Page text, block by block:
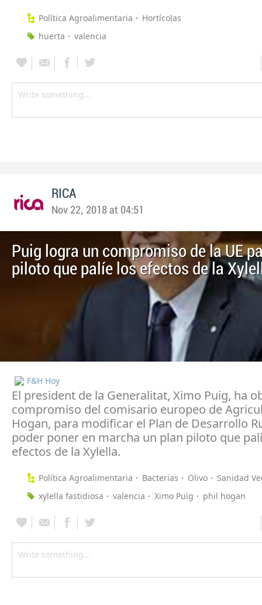
Política Agroalimentaria
Hortícolas
huerta
valencia
RICA
Nov 22, 2018 at 04:51
Puig logra un compromiso de la UE
piloto que palíe los efectos de la
F&H Hoy
El president de la Generalitat, Ximo Puig, ha
compromiso del comisario europeo de
Hogan, para modificar el Plan de Desarrollo
poder poner en marcha un plan piloto que
efectos de la Xylella.
Política Agroalimentaria Bacterias Olivo
Sanidad
xylella fastidiosa
valencia Ximo Puig phil hogan